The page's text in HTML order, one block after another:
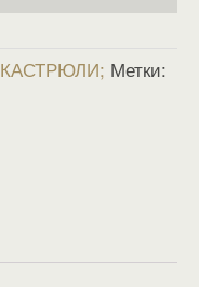
КАСТРЮЛИ Метки: